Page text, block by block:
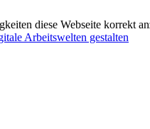
diese Webseite korrekt